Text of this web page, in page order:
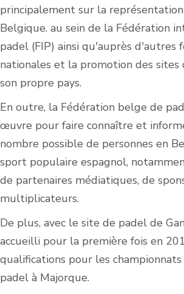
principalement sur la
Belgique. au sein de la Fédération
padel (FIP) ainsi qu'auprès d'autres
nationales et la promotion des sites
son propre pays.
En outre, la Fédération belge de
œuvre pour faire connaître et
nombre possible de personnes en
sport populaire espagnol,
de partenaires médiatiques, de
multiplicateurs.
De plus, avec le site de padel de
accueilli pour la première fois en
qualifications pour les
padel à Majorque.